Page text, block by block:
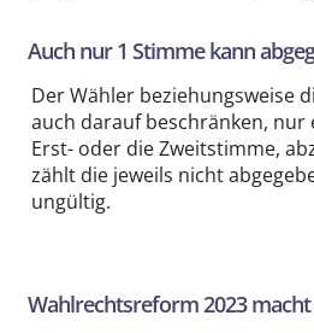
Auch nur 1 Stimme kann
Der Wähler beziehungsweise
auch darauf beschränken, nur
Erst- oder die Zweitstimme,
zählt die jeweils nicht
ungültig.
Wahlrechtsreform 2023